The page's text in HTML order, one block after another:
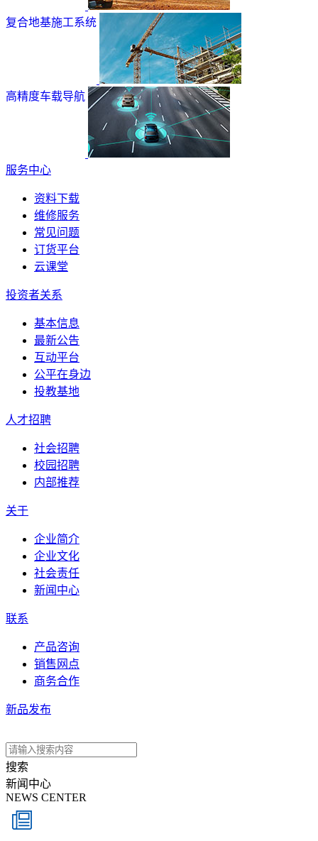
复合地基施工系统
高精度车载导航
服务中心
资料下载
维修服务
常见问题
订货平台
云课堂
投资者关系
基本信息
最新公告
互动平台
公平在身边
投教基地
人才招聘
社会招聘
校园招聘
内部推荐
关于
企业简介
企业文化
社会责任
新闻中心
联系
产品咨询
销售网点
商务合作
新品发布
搜索
新闻中心
NEWS CENTER